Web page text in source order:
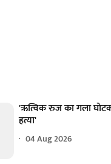
'ऋत्विक रुज का गला
हत्या'
04 Aug 2026